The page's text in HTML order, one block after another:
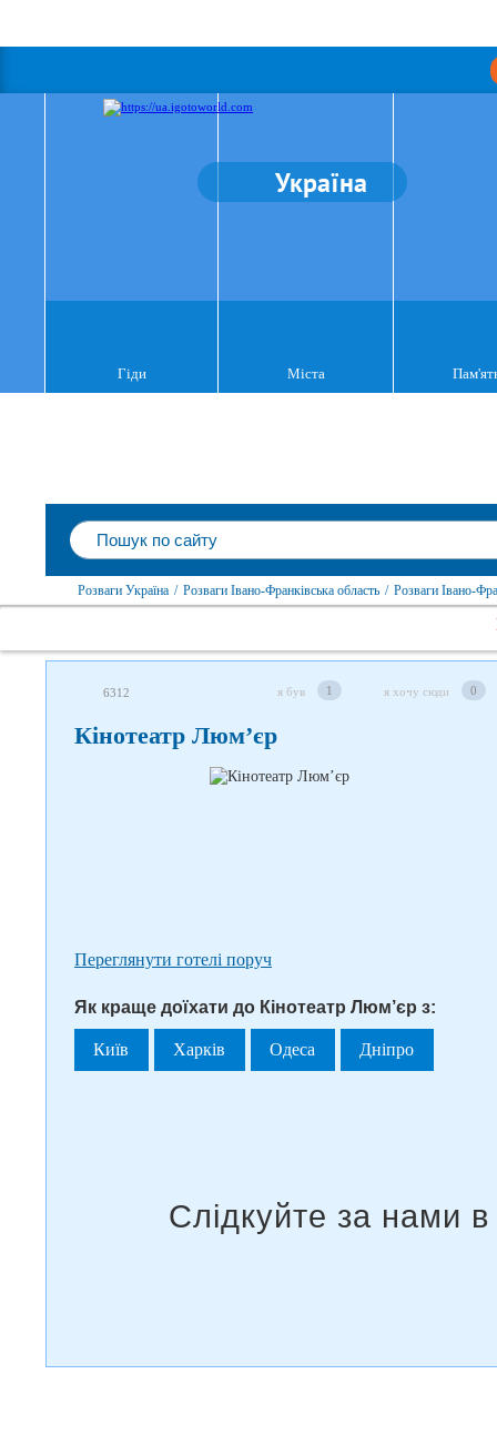
Україна
Гіди Міста
Розваги Україна / Розваги Івано-Франківська область / Розваги Івано-
6312 я був 1 я хочу сюди 0
Кінотеатр Люм’єр
Переглянути готелі поруч
Як краще доїхати до Кінотеатр Люм’єр з:
Київ Харків Одеса Дніпро
Слідкуйте за нами в соцмережах